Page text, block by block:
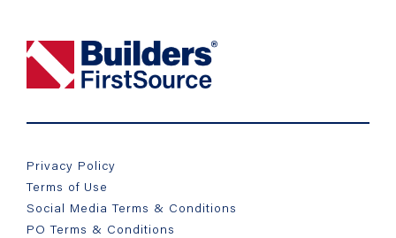
Privacy Policy
Terms of Use
Social Media Terms & Conditions
PO Terms & Conditions